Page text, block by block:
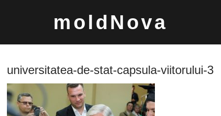
moldNova
Caută
universitatea-de-stat-capsula-viitorului-3